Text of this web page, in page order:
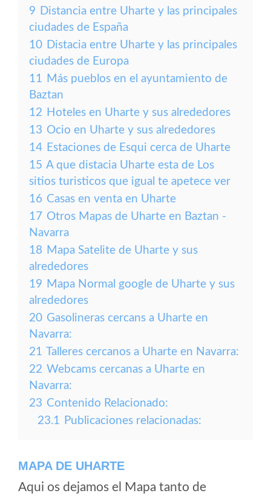
9 Distancia entre Uharte y las principales
ciudades de España
10 Distacia entre Uharte y las principales
ciudades de Europa
11 Más pueblos en el ayuntamiento de
Baztan
12 Hoteles en Uharte y sus alrededores
13 Ocio en Uharte y sus alrededores
14 Estaciones de Esqui cerca de Uharte
15 A que distacia Uharte esta de Los
sitios turisticos que igual te apetece ver
16 Casas en venta en Uharte
17 Otros Mapas de Uharte en Baztan -
Navarra
18 Mapa Satelite de Uharte y sus
alrededores
19 Mapa Normal google de Uharte y sus
alrededores
20 Gasolineras cercans a Uharte en
Navarra:
21 Talleres cercanos a Uharte en Navarra:
22 Webcams cercanas a Uharte en
Navarra:
23 Contenido Relacionado:
23.1 Publicaciones relacionadas:
MAPA DE UHARTE
Aqui os dejamos el Mapa tanto de